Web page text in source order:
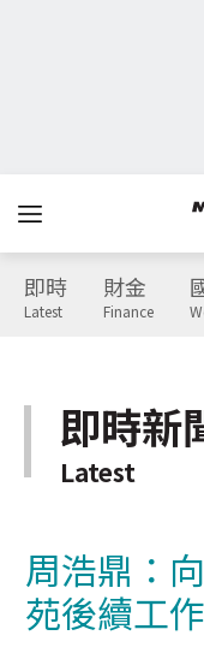
即時
Latest
財金
Finance
即時新
Latest
周浩鼎：
苑後續工